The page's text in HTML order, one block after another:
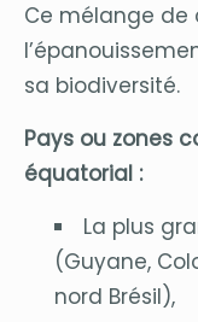
Ce mélange de
sa biodiversité.
Pays ou zones
équatorial :
La plus
(Guyane,
nord Brésil),